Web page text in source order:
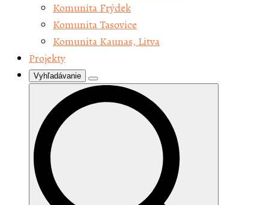
Komunita Frýdek
Komunita Tasovice
Komunita Kaunas, Litva
Projekty
Vyhľadávanie